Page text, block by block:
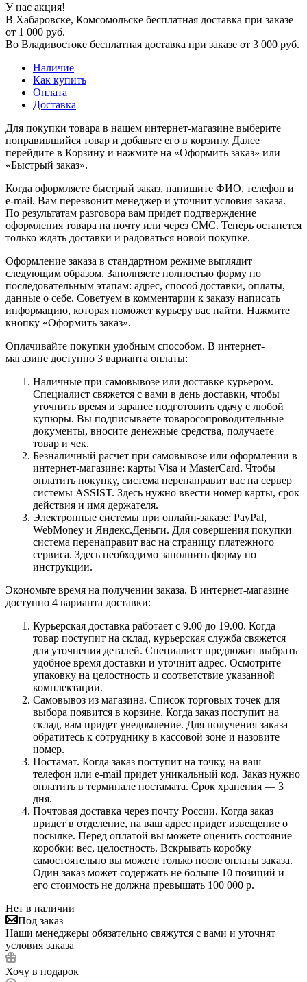
У нас акция!
В Хабаровске, Комсомольске бесплатная доставка при заказе
от 1 000 руб.
Во Владивостоке бесплатная доставка при заказе от 3 000 руб.
Наличие
Как купить
Оплата
Доставка
Для покупки товара в нашем интернет-магазине выберите
понравившийся товар и добавьте его в корзину. Далее
перейдите в Корзину и нажмите на «Оформить заказ» или
«Быстрый заказ».
Когда оформляете быстрый заказ, напишите ФИО, телефон и
e-mail. Вам перезвонит менеджер и уточнит условия заказа.
По результатам разговора вам придет подтверждение
оформления товара на почту или через СМС. Теперь останется
только ждать доставки и радоваться новой покупке.
Оформление заказа в стандартном режиме выглядит
следующим образом. Заполняете полностью форму по
последовательным этапам: адрес, способ доставки, оплаты,
данные о себе. Советуем в комментарии к заказу написать
информацию, которая поможет курьеру вас найти. Нажмите
кнопку «Оформить заказ».
Оплачивайте покупки удобным способом. В интернет-
магазине доступно 3 варианта оплаты:
Наличные при самовывозе или доставке курьером.
Специалист свяжется с вами в день доставки, чтобы
уточнить время и заранее подготовить сдачу с любой
купюры. Вы подписываете товаросопроводительные
документы, вносите денежные средства, получаете
товар и чек.
Безналичный расчет при самовывозе или оформлении в
интернет-магазине: карты Visa и MasterCard. Чтобы
оплатить покупку, система перенаправит вас на сервер
системы ASSIST. Здесь нужно ввести номер карты, срок
действия и имя держателя.
Электронные системы при онлайн-заказе: PayPal,
WebMoney и Яндекс.Деньги. Для совершения покупки
система перенаправит вас на страницу платежного
сервиса. Здесь необходимо заполнить форму по
инструкции.
Экономьте время на получении заказа. В интернет-магазине
доступно 4 варианта доставки:
Курьерская доставка работает с 9.00 до 19.00. Когда
товар поступит на склад, курьерская служба свяжется
для уточнения деталей. Специалист предложит выбрать
удобное время доставки и уточнит адрес. Осмотрите
упаковку на целостность и соответствие указанной
комплектации.
Самовывоз из магазина. Список торговых точек для
выбора появится в корзине. Когда заказ поступит на
склад, вам придет уведомление. Для получения заказа
обратитесь к сотруднику в кассовой зоне и назовите
номер.
Постамат. Когда заказ поступит на точку, на ваш
телефон или e-mail придет уникальный код. Заказ нужно
оплатить в терминале постамата. Срок хранения — 3
дня.
Почтовая доставка через почту России. Когда заказ
придет в отделение, на ваш адрес придет извещение о
посылке. Перед оплатой вы можете оценить состояние
коробки: вес, целостность. Вскрывать коробку
самостоятельно вы можете только после оплаты заказа.
Один заказ может содержать не больше 10 позиций и
его стоимость не должна превышать 100 000 р.
Нет в наличии
Под заказ
Наши менеджеры обязательно свяжутся с вами и уточнят
условия заказа
Хочу в подарок